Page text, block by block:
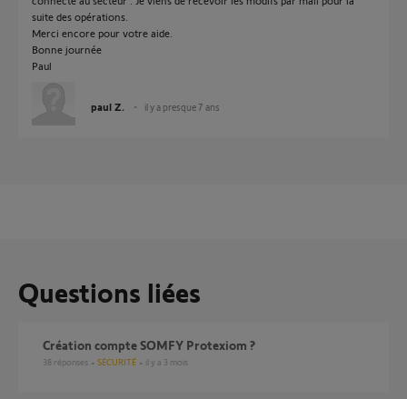
suite des opérations.
Merci encore pour votre aide.
Bonne journée
Paul
paul Z. il y a presque 7 ans
Questions liées
création compte SOMFY Protexiom ?
38 réponses SÉCURITÉ il y a 3 mois